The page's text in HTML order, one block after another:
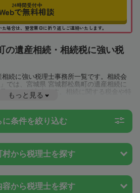
24時間受付中
で無料相談
場合は、翌営業日に折り返しご連絡いたします。
の遺産相続・相続税に強い税
続に強い税理士事務所一覧です。相続会
では、宮城県 宮城郡松島町の遺産相続に
ることが出来ます。相続に関する税金や特
理士に相談してみましょう。
もっと見る
に条件を絞り込む
村から税理士を探す
容から税理士を探す